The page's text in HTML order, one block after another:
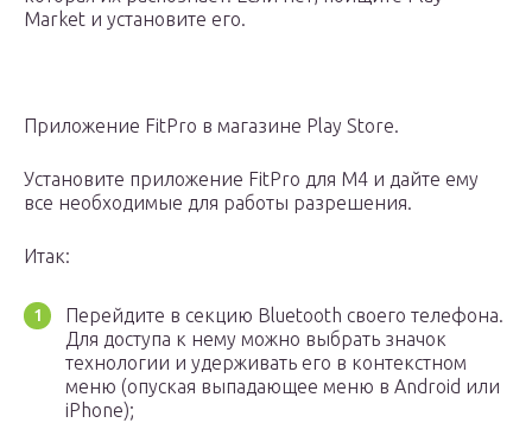
Market и установите его.
Приложение FitPro в магазине Play Store.
Установите приложение FitPro для M4 и дайте ему
все необходимые для работы разрешения.
Итак:
Перейдите в секцию Bluetooth своего телефона.
Для доступа к нему можно выбрать значок
технологии и удерживать его в контекстном
меню (опуская выпадающее меню в Android или
iPhone);